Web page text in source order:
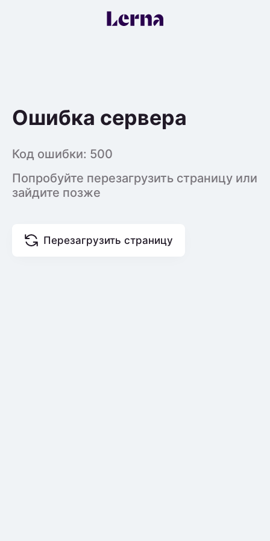
Ошибка сервера
Код ошибки: 500
Попробуйте перезагрузить страницу или
зайдите позже
Перезагрузить страницу